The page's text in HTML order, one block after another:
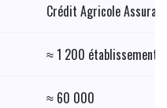
Crédit Agricole
≈ 1 200
≈ 60 000